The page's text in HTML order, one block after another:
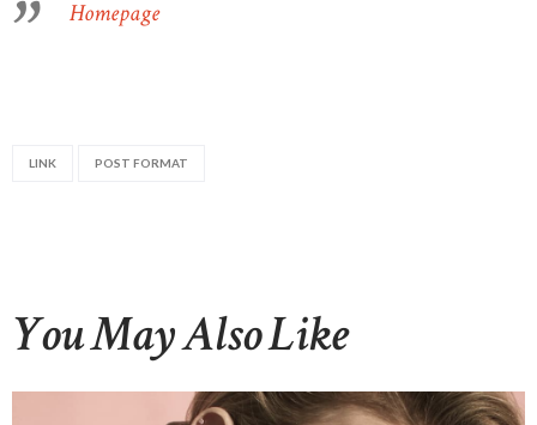
Homepage
LINK POST FORMAT
You May Also Like